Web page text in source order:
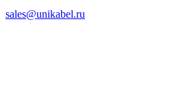
sales@unikabel.ru